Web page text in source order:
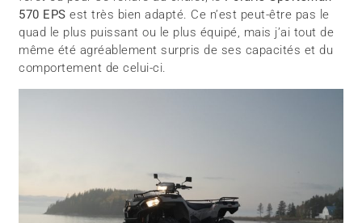
570 EPS est très bien adapté. Ce n’est peut-être pas le
quad le plus puissant ou le plus équipé, mais j’ai tout de
même été agréablement surpris de ses capacités et du
comportement de celui-ci.